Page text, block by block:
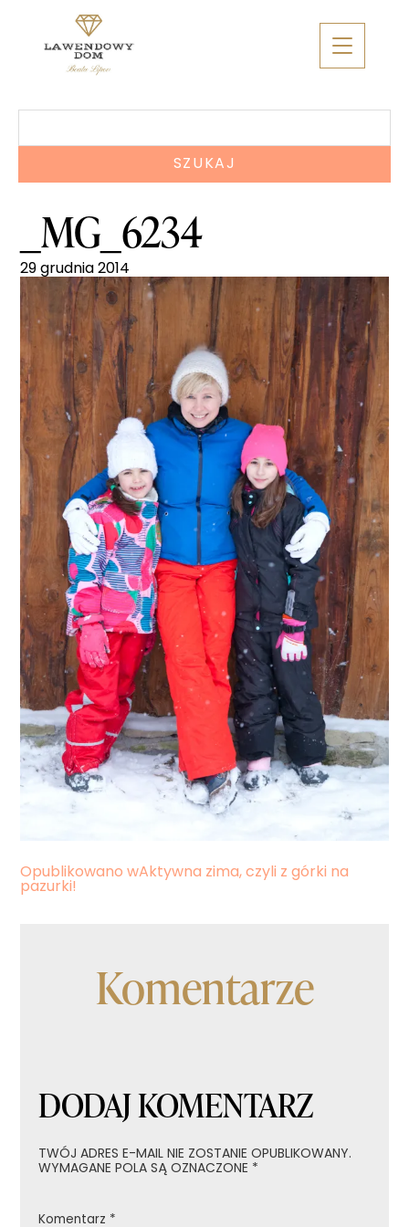
_MG_6234
29 grudnia 2014
Nawigacja
Opublikowano wAktywna zima, czyli z górki na
pazurki!
Komentarze
DODAJ KOMENTARZ
TWÓJ ADRES E-MAIL NIE ZOSTANIE OPUBLIKOWANY.
WYMAGANE POLA SĄ OZNACZONE *
Komentarz *